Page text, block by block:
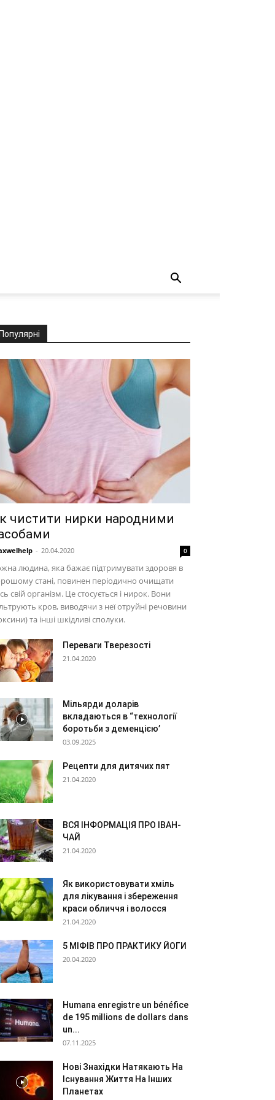
Популярні
чистити нирки народними
- 20.04.2020 0
людина, яка бажає підтримувати здоровя в
стані, повинен періодично очищати
свій організм. Це стосується і нирок. Вони
кров, виводячи з неї отруйні речовини
та інші шкідливі сполуки.
Переваги Тверезості
21.04.2020
Мільярди доларів
вкладаються в “технології
боротьби з деменцією’
03.09.2025
Рецепти для дитячих пят
21.04.2020
ВСЯ ІНФОРМАЦІЯ ПРО ІВАН-
ЧАЙ
21.04.2020
Як використовувати хміль
для лікування і збереження
краси обличчя і волосся
21.04.2020
5 МІФІВ ПРО ПРАКТИКУ ЙОГИ
20.04.2020
Humana enregistre un bénéfice
de 195 millions de dollars dans
un...
07.11.2025
Нові Знахідки Натякають На
Існування Життя На Інших
Планетах